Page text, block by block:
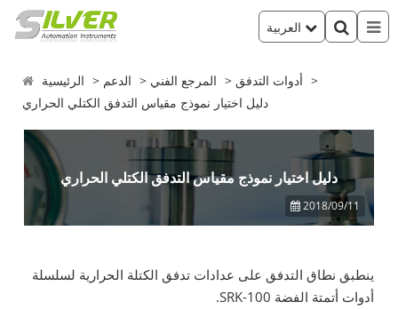
الرئيسية الدعم المرجع الفني
أدوات التدفق
دليل اختيار نموذج مقياس التدفق الكتلي الحراري
دليل اختيار نموذج مقياس التدفق الكتلي الحراري
2018/09/11
ينطبق نطاق التدفق على عدادات تدفق الكتلة الحرارية لسلسلة
أدوات أتمتة الفضة SRK-100.